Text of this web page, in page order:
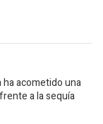
acometido una
a la sequía